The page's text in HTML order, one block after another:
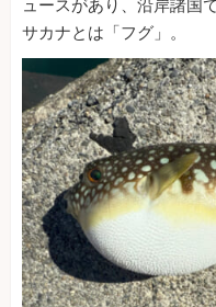
ュースがあり、沿岸諸国
サカナとは「フグ」。